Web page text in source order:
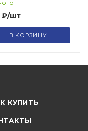
₽/шт
В КОРЗИНУ
КУПИТЬ